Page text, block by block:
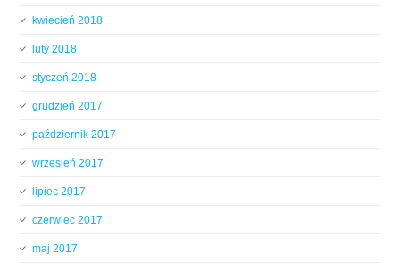
kwiecień 2018
luty 2018
styczeń 2018
grudzień 2017
październik 2017
wrzesień 2017
lipiec 2017
czerwiec 2017
maj 2017